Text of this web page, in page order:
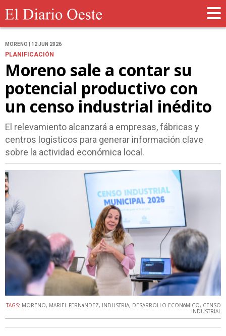
MORENO | 12 JUN 2026
PLANIFICACIÓN
Moreno sale a contar su
potencial productivo con
un censo industrial inédito
El relevamiento alcanzará a empresas, fábricas y
centros logísticos para generar información clave
sobre la actividad económica local.
TAGS: MORENO, MARIEL FERNáNDEZ, INDUSTRIA, DESARROLLO ECONóMICO, CENSO
INDUSTRIAL